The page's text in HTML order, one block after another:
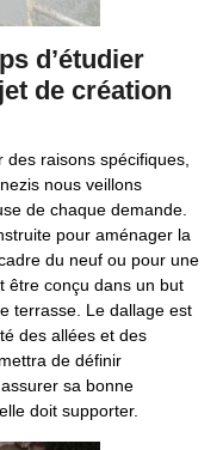
d’étudier
de création
raisons spécifiques,
nous veillons
de chaque demande.
pour aménager la
du neuf ou pour une
être conçu dans un but
terrasse. Le dallage est
des allées et des
de définir
sa bonne
doit supporter.